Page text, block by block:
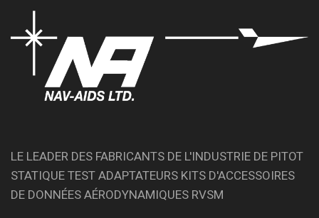
LE LEADER DES FABRICANTS DE L'INDUSTRIE DE PITOT
STATIQUE TEST ADAPTATEURS KITS D'ACCESSOIRES
DE DONNÉES AÉRODYNAMIQUES RVSM